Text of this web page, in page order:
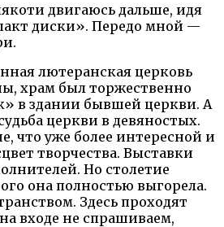
двигаюсь дальше, идя
диски». Передо мной —
лютеранская церковь
храм был торжественно
в здании бывшей церкви. А
церкви в девяностых.
что уже более интересной и
творчества. Выставки
Но столетие
она полностью выгорела.
Здесь проходят
входе не спрашиваем,